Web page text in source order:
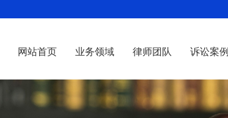
网站首页 业务领域 律师团队 诉讼案例